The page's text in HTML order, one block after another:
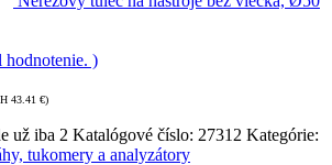
)
43.41 €)
už iba 2 Katalógové číslo: 27312 Kategórie:
tukomery a analyzátory